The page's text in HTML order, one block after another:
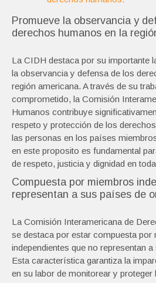
Promueve la observancia y
derechos humanos en la
La CIDH destaca por su importante
la observancia y defensa de los
región americana. A través de su
comprometido, la Comisión
Humanos contribuye
respeto y protección de los
las personas en los países
en este proposito es fundamental
de respeto, justicia y dignidad en
Compuesta por miembros
representan a sus países de
La Comisión Interamericana de
se destaca por estar compuesta por
independientes que no representan
Esta característica garantiza la
en su labor de monitorear y